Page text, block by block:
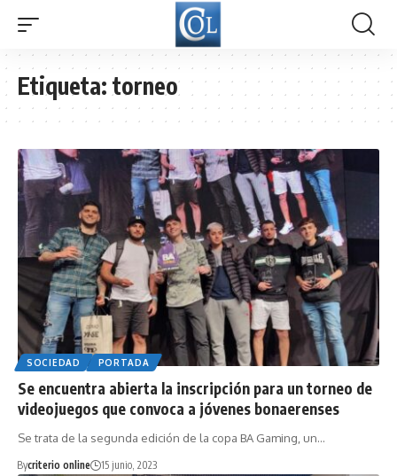
Etiqueta:torneo
SOCIEDAD PORTADA
Se encuentra abierta la inscripción para un torneo de
videojuegos que convoca a jóvenes bonaerenses
Se trata de la segunda edición de la copa BA Gaming, un…
Bycriterio online 15 junio, 2023